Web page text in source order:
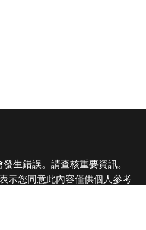
生錯誤。請查核重要資訊。
示您同意此內容僅供個人參考